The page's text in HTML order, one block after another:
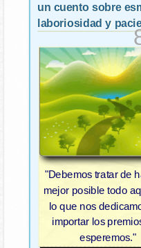
un cuento sobre
laboriosidad y
"Debemos tratar de
mejor posible todo
lo que nos
importar los
esperemos."